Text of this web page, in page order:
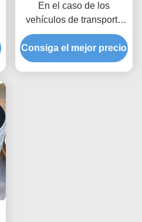
En el caso de los
vehículos de transporte
de pasajeros, el número
de pasajeros se calculará
en función de la cantidad
Consiga el mejor precio